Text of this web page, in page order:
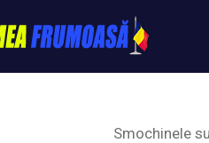
Smochinele